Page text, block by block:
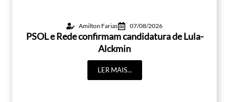
Amilton Farias 07/08/2026
PSOL e Rede confirmam candidatura de Lula-
Alckmin
LER MAIS...